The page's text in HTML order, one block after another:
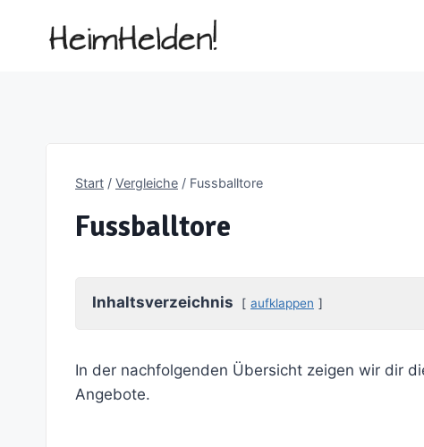
Start / Vergleiche / Fussballtore
Fussballtore
Inhaltsverzeichnis aufklappen
In der nachfolgenden Übersicht zeigen wir dir
Angebote.